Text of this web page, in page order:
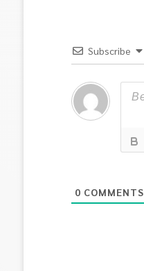
Subscribe
0 COMMENTS